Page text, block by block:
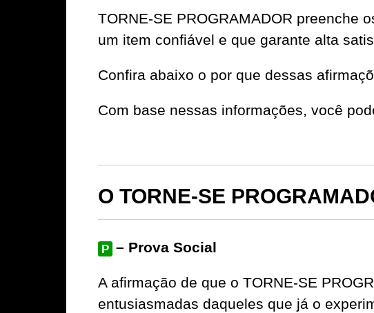
TORNE-SE PROGRAMADOR preenche
um item confiável e que garante alta
Confira abaixo o por que dessas
Com base nessas informações, você
O TORNE-SE
P – Prova Social
A afirmação de que o TORNE-SE
entusiasmadas daqueles que já o